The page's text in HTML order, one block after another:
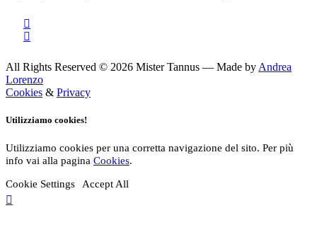
All Rights Reserved © 2026 Mister Tannus — Made by Andrea
Lorenzo
Cookies & Privacy
Utilizziamo cookies!
Utilizziamo cookies per una corretta navigazione del sito. Per più
info vai alla pagina Cookies.
Cookie Settings Accept All